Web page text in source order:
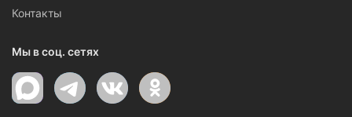
Контакты
Мы в соц. сетях